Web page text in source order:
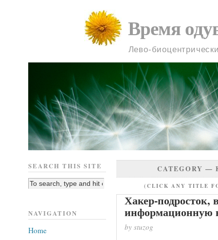
Время
Лево-
CATEGORY —
(CLICK ANY TITLE
Хакер-подросток,
информационную
by stuzog
SEARCH THIS SITE
NAVIGATION
Home